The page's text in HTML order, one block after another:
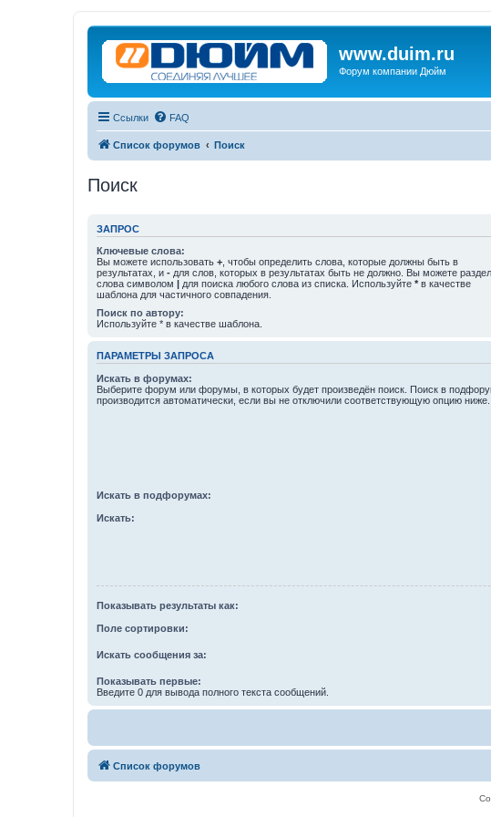
www.duim.ru
Форум компании Дюйм
Ссылки FAQ
Список форумов Поиск
Поиск
ЗАПРОС
Ключевые слова:
Вы можете использовать + , чтобы определить слова, которые должны быть в
результатах, и - для слов, которых в результатах быть не должно. Вы можете
слова символом | для поиска любого слова из списка. Используйте * в качестве
шаблона для частичного совпадения.
Поиск по автору:
Используйте * в качестве шаблона.
ПАРАМЕТРЫ ЗАПРОСА
Искать в форумах:
Выберите форум или форумы, в которых будет произведён поиск. Поиск в
производится автоматически, если вы не отключили соответствующую опцию ниже.
Искать в подфорумах:
Искать:
Показывать результаты как:
Поле сортировки:
Искать сообщения за:
Показывать первые:
Введите 0 для вывода полного текста сообщений.
Список форумов